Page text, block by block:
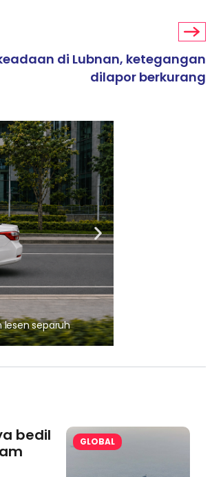
di Lubnan, ketegangan
dilapor berkurang
separuh
Ajinomoto
aminoVITAL®
bedil
GLOBAL